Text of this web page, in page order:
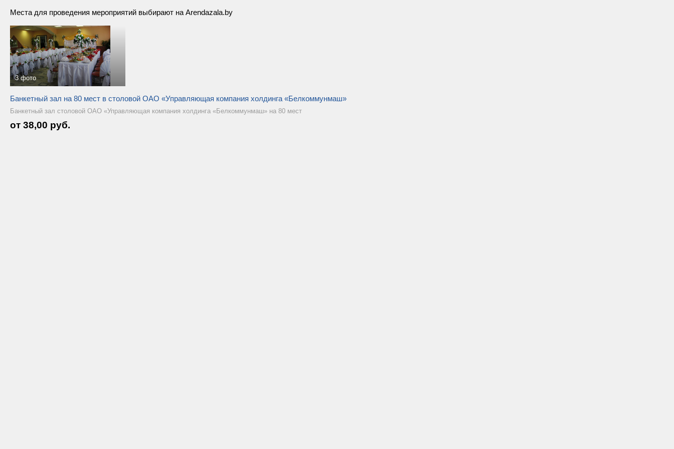
Места для проведения мероприятий выбирают на Arendazala.by
3 фото
Банкетный зал на 80 мест в столовой ОАО «Управляющая компания холдинга «Белкоммунмаш»
Банкетный зал столовой ОАО «Управляющая компания холдинга «Белкоммунмаш» на 80 мест
от 38,00 руб.